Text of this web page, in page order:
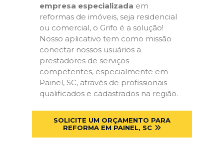
empresa especializada em
reformas de imóveis, seja residencial
ou comercial, o Grifo é a solução!
Nosso aplicativo tem como missão
conectar nossos usuários a
prestadores de serviços
competentes, especialmente em
Painel, SC, através de profissionais
qualificados e cadastrados na região.
SOLICITE UM ORÇAMENTO PARA
REFORMA EM PAINEL, SC